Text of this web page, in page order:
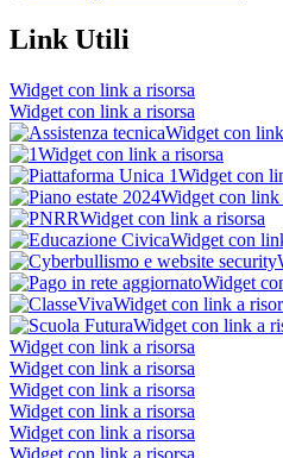
Link Utili
Widget con link a risorsa
Widget con link a risorsa
Widget con
Widget con link a risorsa
Widget con
Widget con link
Widget con link a risorsa
Widget con
Widget
Widget con link a
Widget con link a
Widget con link a risorsa
Widget con link a risorsa
Widget con link a risorsa
Widget con link a risorsa
Widget con link a risorsa
Widget con link a risorsa